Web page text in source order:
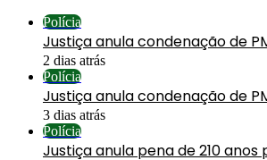
Polícia
Justiça anula condenação de
2 dias atrás
Polícia
Justiça anula condenação de
3 dias atrás
Polícia
Justiça anula pena de 210